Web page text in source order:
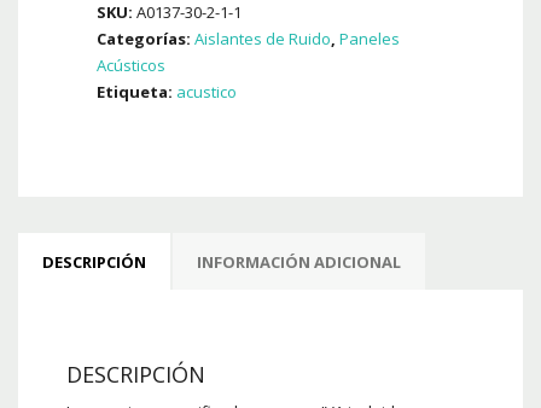
Ciclos
Basic
500
x
SKU: A0137-30-2-1-1
Categorías: Aislantes de Ruido, Paneles
Acústicos
Etiqueta: acustico
DESCRIPCIÓN INFORMACIÓN ADICIONAL
DESCRIPCIÓN